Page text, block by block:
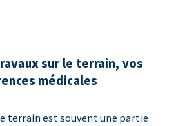
sur le terrain, vos
médicales
terrain est souvent une partie